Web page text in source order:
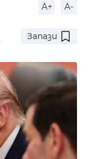
A+ A-
Запази